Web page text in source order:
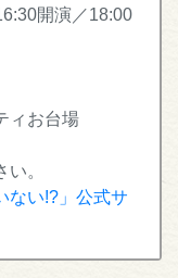
開演／18:00
ィお台場
。
ない!?」公式サ